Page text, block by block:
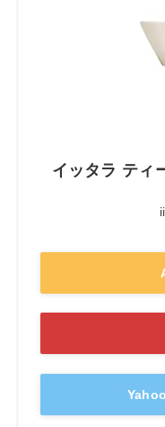
イッタラ ティ